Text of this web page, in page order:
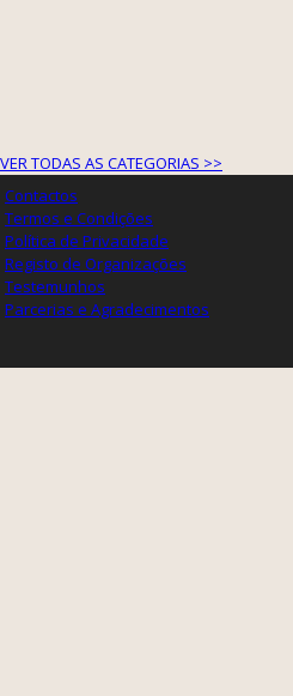
VER TODAS AS CATEGORIAS >>
Contactos
Termos e Condições
Política de Privacidade
Registo de Organizações
Testemunhos
Parcerias e Agradecimentos